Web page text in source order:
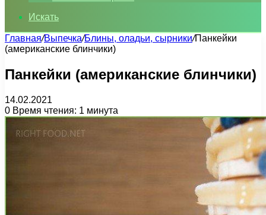
Искать
Главная/Выпечка/Блины, оладьи, сырники/Панкейки
(американские блинчики)
Панкейки (американские блинчики)
14.02.2021
0 Время чтения: 1 минута